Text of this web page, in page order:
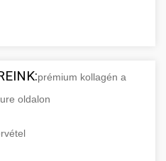
prémium kollagén a
oldalon